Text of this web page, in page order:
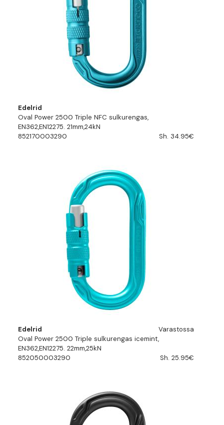
Edelrid
Oval Power 2500 Triple NFC sulkurengas,
EN362,EN12275. 21mm,24kN
852170003290
Sh. 34.95€
Edelrid
Varastossa
Oval Power 2500 Triple sulkurengas icemint,
EN362,EN12275. 22mm,25kN
852050003290
Sh. 25.95€